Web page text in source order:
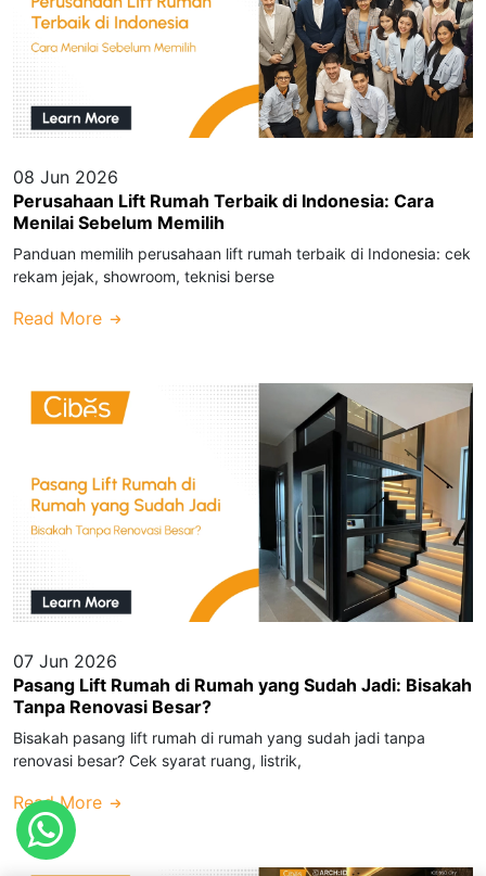
08 Jun 2026
Perusahaan Lift Rumah Terbaik di Indonesia: Cara
Menilai Sebelum Memilih
Panduan memilih perusahaan lift rumah terbaik di Indonesia: cek
rekam jejak, showroom, teknisi berse
Read More
07 Jun 2026
Pasang Lift Rumah di Rumah yang Sudah Jadi: Bisakah
Tanpa Renovasi Besar?
Bisakah pasang lift rumah di rumah yang sudah jadi tanpa
renovasi besar? Cek syarat ruang, listrik,
Read More